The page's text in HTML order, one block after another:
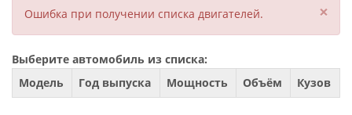
Ошибка при получении списка двигателей. ×
Выберите автомобиль из списка:
Модель
Год выпуска Мощность Объём Кузов